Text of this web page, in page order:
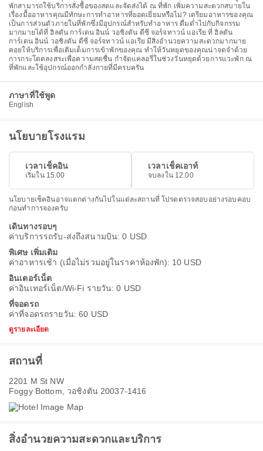
พักสามารถใช้บริการสั่งซื้อของสดและจัดส่งได้ ณ ที่พัก เพิ่มความสะดวกสบายใน
เรื่องมื้ออาหารคุณมีทักษะการทำอาหารที่ยอดเยี่ยมหรือไม่? เตรียมอาหารของคุณ
เป็นการส่วนตัวภายในที่พักซึ่งมีอุปกรณ์สำหรับทำอาหาร ดื่มด่ำไปกับกิจกรรม
มากมายได้ที่ ฮิลตัน การ์เดน อินน์ วอชิงตัน ดีซี จอร์จทาวน์ แอเรีย ที่ ฮิลตัน
การ์เดน อินน์ วอชิงตัน ดีซี จอร์จทาวน์ แอเรีย มีสิ่งอำนวยความสะดวกมากมาย
คอยให้บริการเพื่อเติมเต็มการเข้าพักของคุณ ทำให้วันหยุดของคุณน่าจดจำด้วย
การกระโดดลงสระเพื่อความสดชื่น กำจัดแคลอรี่ในช่วงวันหยุดด้วยการแวะพัก ณ
ที่พักและใช้อุปกรณ์ออกกำลังกายที่มีครบครัน
ภาษาที่ใช้พูด
English
นโยบายโรงแรม
เวลาเช็คอิน
เริ่มใน 15.00
เวลาเช็คเอาท์
จบลงใน 12.00
นโยบายเช็คอินอาจแตกต่างกันไปในแต่ละสถานที่ โปรดตรวจสอบอย่างรอบคอบ
ก่อนทำการจองครับ
เดินทางรอบๆ
ค่าบริการรถรับ-ส่งถึงสนามบิน: 0 USD
พิเศษ เพิ่มเติม
ค่าอาหารเช้า (เมื่อไม่รวมอยู่ในราคาห้องพัก): 10 USD
อินเตอร์เน็ต
ค่าอินเทอร์เน็ต/Wi-Fi รายวัน: 0 USD
ที่จอดรถ
ค่าที่จอดรถรายวัน: 60 USD
ดูรายละเอียด
สถานที่
2201 M St NW
Foggy Bottom, วอชิงตัน 20037-1416
สิ่งอำนวยความสะดวกและบริการ